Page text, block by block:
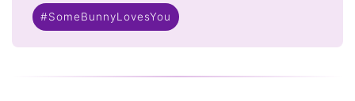
#SomeBunnyLovesYou